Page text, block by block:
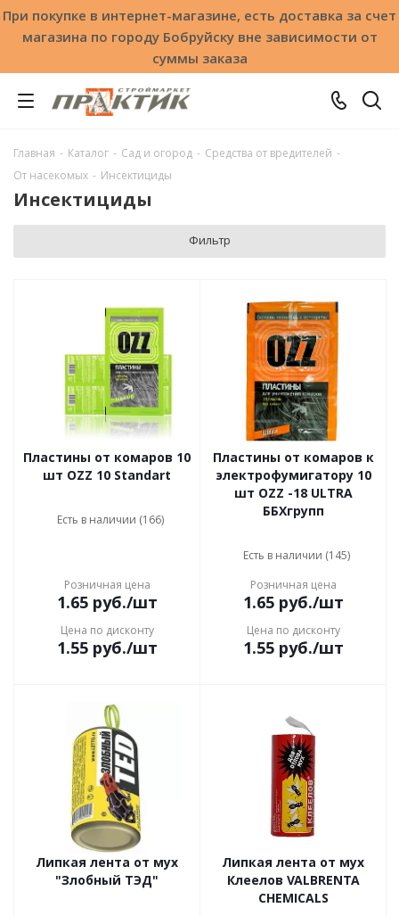
При покупке в интернет-магазине, есть доставка за счет
магазина по городу Бобруйску вне зависимости от
суммы заказа
Главная - Каталог - Сад и огород - Средства от вредителей -
От насекомых - Инсектициды
Инсектициды
Фильтр
Пластины от комаров 10
шт OZZ 10 Standart
Есть в наличии (166)
Розничная цена
1.65руб./шт
Цена по дисконту
1.55руб./шт
Пластины от комаров к
электрофумигатору 10
шт OZZ -18 ULTRA
ББХгрупп
Есть в наличии (145)
Розничная цена
1.65руб./шт
Цена по дисконту
1.55руб./шт
Липкая лента от мух
"Злобный ТЭД"
Липкая лента от мух
Клеелов VALBRENTA
CHEMICALS